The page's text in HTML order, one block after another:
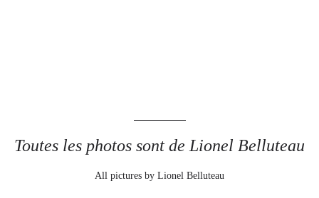
Toutes les photos sont de Lionel Belluteau
All pictures by Lionel Belluteau